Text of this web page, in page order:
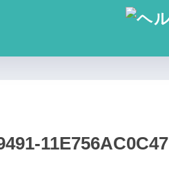
11E756AC0C47